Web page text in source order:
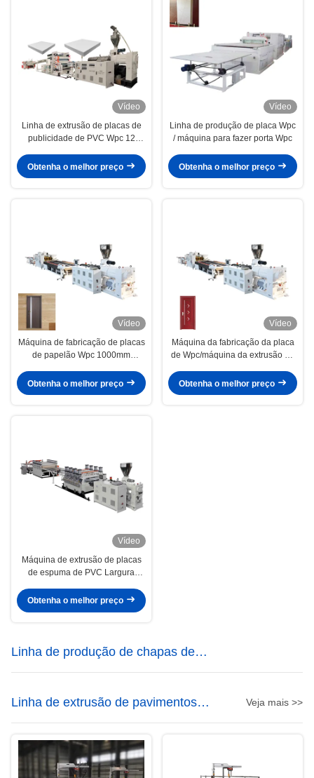
Vídeo
Linha de extrusão de placas de
publicidade de PVC Wpc 12
Obtenha o melhor preço
Vídeo
Linha de produção de placa Wpc
/ máquina para fazer porta Wpc
Obtenha o melhor preço
Vídeo
Máquina de fabricação de placas
de papelão Wpc 1000mm
portas de papelão Wpc
Obtenha o melhor preço
Vídeo
Máquina da fabricação da placa
de Wpc/máquina da extrusão da
Obtenha o melhor preço
Vídeo
Máquina de extrusão de placas
de espuma de PVC Largura
fabricação de placas de Wpc 400
Obtenha o melhor preço
Linha de produção de chapas de
mármore de PVC
Linha de extrusão de pavimentos
SPC
Veja mais >>